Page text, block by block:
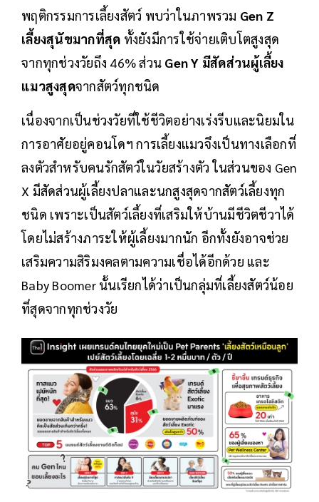
พฤติกรรมการเลี้ยงสัตว์ พบว่าในภาพรวม Gen Z
เลี้ยงสุนัขมากที่สุด ทั้งยังมีการใช้จ่ายเติบโตสูงสุด
จากทุกช่วงวัยถึง 46% ส่วน Gen Y มีสัดส่วนผู้เลี้ยง
แมวสูงสุดจากสัตว์ทุกชนิด
เนื่องจากเป็นช่วงวัยที่ใช้ชีวิตอย่างเร่งรีบและนิยมใน
การอาศัยอยู่คอนโดฯ การเลี้ยงแมวจึงเป็นทางเลือกที่
ลงตัวสำหรับคนรักสัตว์ในวัยสร้างตัว ในส่วนของ Gen
X มีสัดส่วนผู้เลี้ยงปลาและนกสูงสุดจากสัตว์เลี้ยงทุก
ชนิด เพราะเป็นสัตว์เลี้ยงที่เสริมให้บ้านมีชีวิตชีวาได้
โดยไม่สร้างภาระให้ผู้เลี้ยงมากนัก อีกทั้งยังอาจช่วย
เสริมความสิริมงคลตามความเชื่อได้อีกด้วย และ
Baby Boomer นั้นเรียกได้ว่าเป็นกลุ่มที่เลี้ยงสัตว์น้อย
ที่สุดจากทุกช่วงวัย